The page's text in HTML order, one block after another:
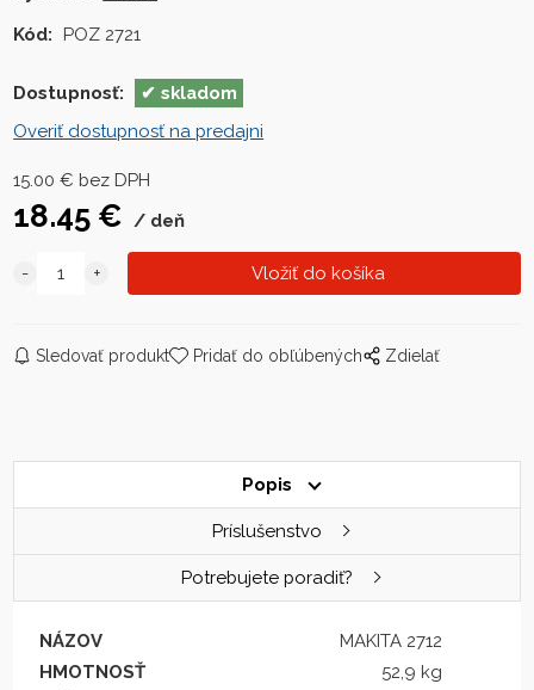
Kód:
POZ 2721
Dostupnosť:
skladom
Overiť dostupnosť na predajni
15.00 € bez DPH
18.45 € deň
Sledovať produkt Pridať do obľúbených Zdielať
Popis
Príslušenstvo
Potrebujete poradiť?
NÁZOV
MAKITA 2712
HMOTNOSŤ
52,9 kg